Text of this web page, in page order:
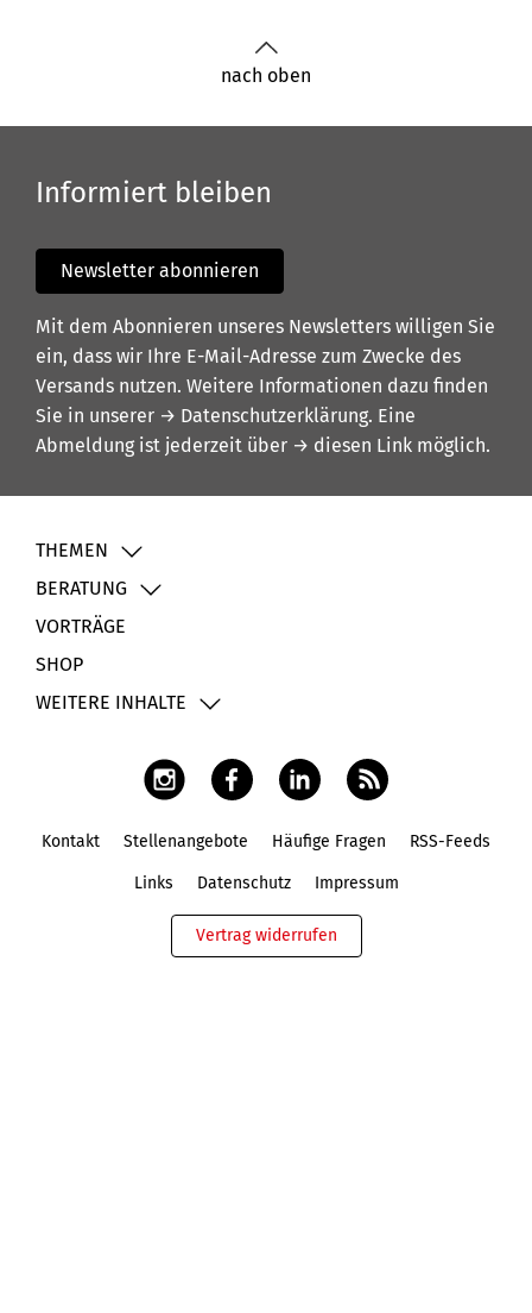
nach oben
Informiert bleiben
Newsletter abonnieren
Mit dem Abonnieren unseres Newsletters willigen Sie
ein, dass wir Ihre E-Mail-Adresse zum Zwecke des
Versands nutzen. Weitere Informationen dazu finden
Sie in unserer → Datenschutzerklärung. Eine
Abmeldung ist jederzeit über → diesen Link möglich.
THEMEN
BERATUNG
VORTRÄGE
SHOP
WEITERE INHALTE
Kontakt Stellenangebote Häufige Fragen RSS-Feeds
Links Datenschutz Impressum
Vertrag widerrufen